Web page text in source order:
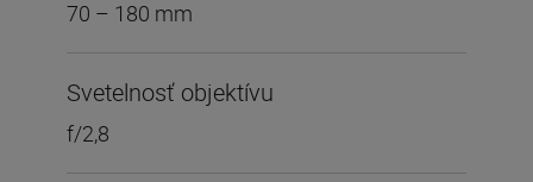
70 – 180 mm
Svetelnosť objektívu
f/2,8